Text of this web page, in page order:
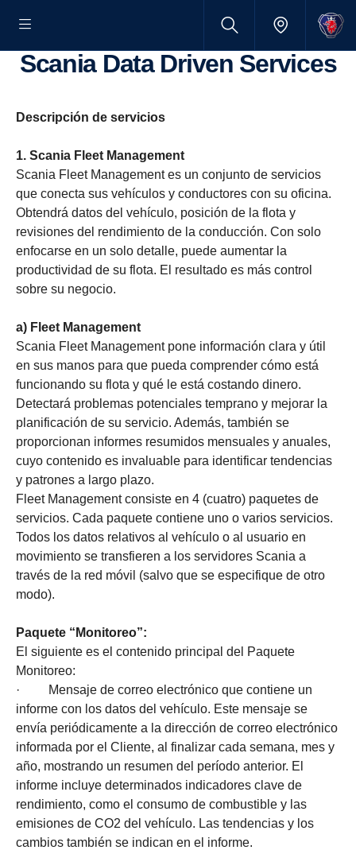
Scania Data Driven Services
Descripción de servicios
1. Scania Fleet Management
Scania Fleet Management es un conjunto de servicios
que conecta sus vehículos y conductores con su oficina.
Obtendrá datos del vehículo, posición de la flota y
revisiones del rendimiento de la conducción. Con solo
enfocarse en un solo detalle, puede aumentar la
productividad de su flota. El resultado es más control
sobre su negocio.
a) Fleet Management
Scania Fleet Management pone información clara y útil
en sus manos para que pueda comprender cómo está
funcionando su flota y qué le está costando dinero.
Detectará problemas potenciales temprano y mejorar la
planificación de su servicio. Además, también se
proporcionan informes resumidos mensuales y anuales,
cuyo contenido es invaluable para identificar tendencias
y patrones a largo plazo.
Fleet Management consiste en 4 (cuatro) paquetes de
servicios. Cada paquete contiene uno o varios servicios.
Todos los datos relativos al vehículo o al usuario en
movimiento se transfieren a los servidores Scania a
través de la red móvil (salvo que se especifique de otro
modo).
Paquete “Monitoreo”:
El siguiente es el contenido principal del Paquete
Monitoreo:
· Mensaje de correo electrónico que contiene un
informe con los datos del vehículo. Este mensaje se
envía periódicamente a la dirección de correo electrónico
informada por el Cliente, al finalizar cada semana, mes y
año, mostrando un resumen del período anterior. El
informe incluye determinados indicadores clave de
rendimiento, como el consumo de combustible y las
emisiones de CO2 del vehículo. Las tendencias y los
cambios también se indican en el informe.